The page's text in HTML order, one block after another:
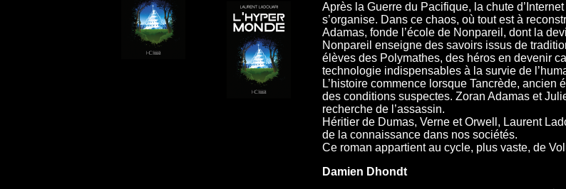
Après la Guerre du Pacifique, la chute
s’organise. Dans ce chaos, où tout est à
Adamas, fonde l’école de Nonpareil, dont la
Nonpareil enseigne des savoirs issus de
élèves des Polymathes, des héros en devenir
technologie indispensables à la survie de
L’histoire commence lorsque Tancrède, ancien
des conditions suspectes. Zoran Adamas et
recherche de l’assassin.
Héritier de Dumas, Verne et Orwell, Laurent
de la connaissance dans nos sociétés.
Ce roman appartient au cycle, plus vaste, de
Damien Dhondt